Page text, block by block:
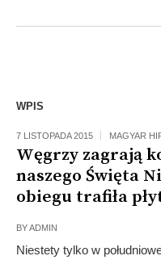
WPIS
7 LISTOPADA 2015 MAGYAR
Węgrzy zagrają
naszego Święta
obiegu trafiła
BYADMIN
Niestety tylko w